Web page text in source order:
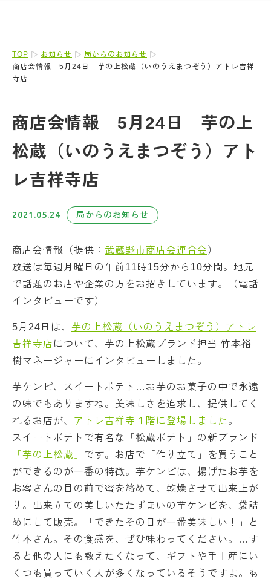
TOP お知らせ
局からのお知らせ
商店会情報 5月24日 芋の上松蔵（いのうえまつぞう）アトレ吉祥
寺店
商店会情報 5月24日 芋の上
松蔵（いのうえまつぞう）アト
レ吉祥寺店
2021.05.24 局からのお知らせ
商店会情報（提供： 武蔵野市商店会連合会 ）
放送は毎週月曜日の午前11時15分から10分間。地元
で話題のお店や企業の方をお招きしています。（電話
インタビューです）
5月24日は、 芋の上松蔵（いのうえまつぞう）アトレ
吉祥寺店 について、芋の上松蔵ブランド担当 竹本裕
樹マネージャーにインタビューしました。
芋ケンピ、スイートポテト…お芋のお菓子の中で永遠
の味でもありますね。美味しさを追求し、提供してく
れるお店が、 アトレ吉祥寺１階に登場しました 。
スイートポテトで有名な「松蔵ポテト」の新ブランド
「芋の上松蔵」 です。お店で「作り立て」を買うこと
ができるのが一番の特徴。芋ケンピは、揚げたお芋を
お客さんの目の前で蜜を絡めて、乾燥させて出来上が
り。出来立ての美しいたたずまいの芋ケンピを、袋詰
めにして販売。「できたその日が一番美味しい！」と
竹本さん。その食感を、ぜひ味わってください。…す
ると他の人にも教えたくなって、ギフトや手土産にい
くつも買っていく人が多くなっているそうですよ。も